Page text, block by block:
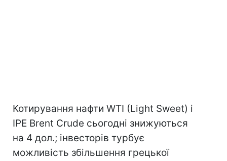
Котирування нафти WTI (Light Sweet) і
IPE Brent Crude сьогодні знижуються
на 4 дол.; інвесторів турбує
можливість збільшення грецької